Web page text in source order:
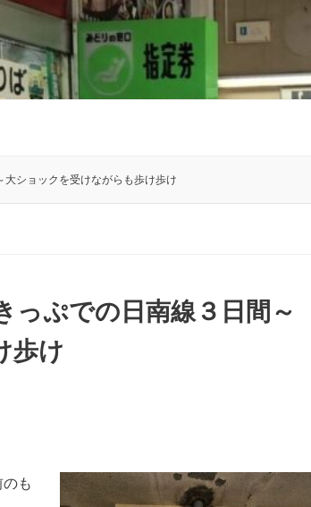
ショックを受けながらも歩け歩け
っぷでの日南線３日間～
歩け
も